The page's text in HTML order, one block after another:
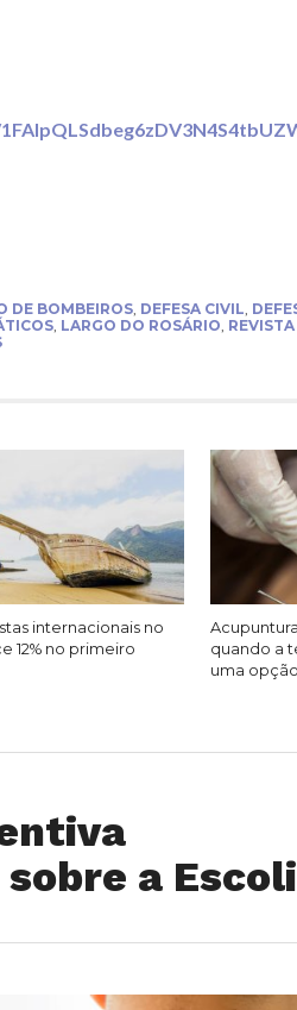
DE BOMBEIROS, DEFESA CIVIL,
, LARGO DO ROSÁRIO,
internacionais no
12% no primeiro
quando a
uma
a